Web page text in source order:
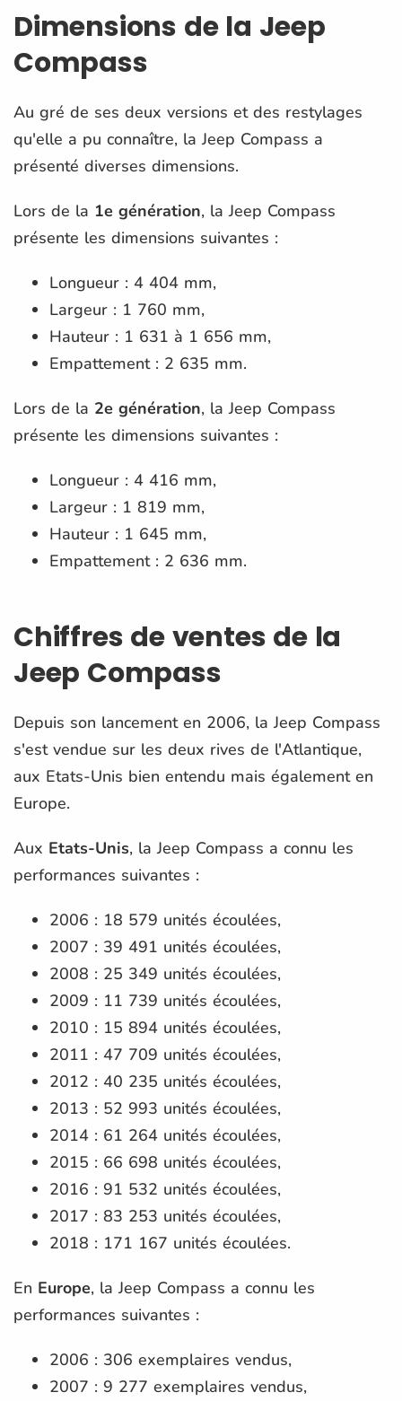
Dimensions de la Jeep
Compass
Au gré de ses deux versions et des restylages
qu'elle a pu connaître, la Jeep Compass a
présenté diverses dimensions.
Lors de la 1e génération, la Jeep Compass
présente les dimensions suivantes :
Longueur : 4 404 mm,
Largeur : 1 760 mm,
Hauteur : 1 631 à 1 656 mm,
Empattement : 2 635 mm.
Lors de la 2e génération, la Jeep Compass
présente les dimensions suivantes :
Longueur : 4 416 mm,
Largeur : 1 819 mm,
Hauteur : 1 645 mm,
Empattement : 2 636 mm.
Chiffres de ventes de la
Jeep Compass
Depuis son lancement en 2006, la Jeep Compass
s'est vendue sur les deux rives de l'Atlantique,
aux Etats-Unis bien entendu mais également en
Europe.
Aux Etats-Unis, la Jeep Compass a connu les
performances suivantes :
2006 : 18 579 unités écoulées,
2007 : 39 491 unités écoulées,
2008 : 25 349 unités écoulées,
2009 : 11 739 unités écoulées,
2010 : 15 894 unités écoulées,
2011 : 47 709 unités écoulées,
2012 : 40 235 unités écoulées,
2013 : 52 993 unités écoulées,
2014 : 61 264 unités écoulées,
2015 : 66 698 unités écoulées,
2016 : 91 532 unités écoulées,
2017 : 83 253 unités écoulées,
2018 : 171 167 unités écoulées.
En Europe, la Jeep Compass a connu les
performances suivantes :
2006 : 306 exemplaires vendus,
2007 : 9 277 exemplaires vendus,